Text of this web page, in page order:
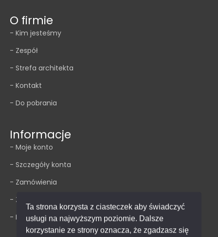
Ta strona korzysta z ciasteczek aby świadczyć
usługi na najwyższym poziomie. Dalsze
korzystanie ze strony oznacza, że zgadzasz się
O firmie
- Kim jesteśmy
- Zespół
- Strefa architekta
- Kontakt
- Do pobrania
Informacje
- Moje konto
- Szczegóły konta
- Zamówienia
- Zapomniane hasło
- FAQ